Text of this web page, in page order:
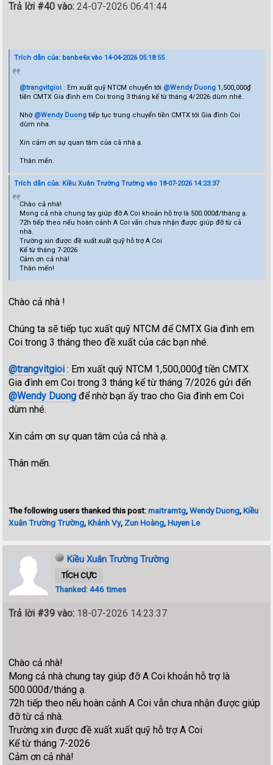
Trả lời #40 vào: 24-07-2026 06:41:44
Trích dẫn của: banbe6x vào 14-04-2026 05:18:55
@trangvitgioi: Em xuất quỹ NTCM chuyển tới @Wendy Duong1,500,000₫
tiền CMTX Gia đình em Coi trong 3 tháng kể từ tháng 4/2026 dùm nhé.
Nhờ @Wendy Duongtiếp tục trung chuyển tiền CMTX tới Gia đình Coi
dùm nha.
Xin cảm ơn sự quan tâm của cả nhà ạ.
Thân mến.
Trích dẫn của: Kiều Xuân Trường Trường vào 18-07-2026 14:23:37
Chào cả nhà!
Mong cả nhà chung tay giúp đỡ A Coi khoản hỗ trợ là 500.000đ/tháng ạ.
72h tiếp theo nếu hoàn cảnh A Coi vẫn chưa nhận được giúp đỡ từ cả
nhà.
Trường xin được đề xuất xuất quỹ hỗ trợ A Coi
Kể từ tháng 7-2026
Cảm ơn cả nhà!
Thân mến!
Chào cả nhà !
Chúng ta sẽ tiếp tục xuất quỹ NTCM để CMTX Gia đình em
Coi trong 3 tháng theo đề xuất của các bạn nhé.
@trangvitgioi : Em xuất quỹ NTCM 1,500,000₫ tiền CMTX
Gia đình em Coi trong 3 tháng kể từ tháng 7/2026 gửi đến
@Wendy Duong để nhờ bạn ấy trao cho Gia đình em Coi
dùm nhé.
Xin cảm ơn sự quan tâm của cả nhà ạ.
Thân mến.
The following users thanked this post:maitramtg,Wendy Duong,Kiều
Xuân Trường Trường,Khánh Vy, Zun Hoàng,Huyen Le
Kiều Xuân Trường Trường
TÍCH CỰC
Thanked: 446 times
Trả lời #39 vào: 18-07-2026 14:23:37
Chào cả nhà!
Mong cả nhà chung tay giúp đỡ A Coi khoản hỗ trợ là
500.000đ/tháng ạ.
72h tiếp theo nếu hoàn cảnh A Coi vẫn chưa nhận được giúp
đỡ từ cả nhà.
Trường xin được đề xuất xuất quỹ hỗ trợ A Coi
Kể từ tháng 7-2026
Cảm ơn cả nhà!